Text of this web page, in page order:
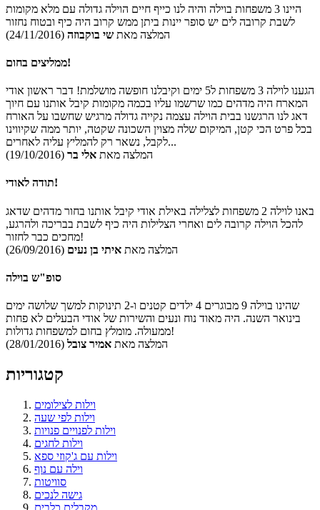
היינו 3 משפחות בוילה והיה לנו כייף חיים הוילה גדולה עם מלא מקומות
לשבת קרובה לים יש סופר יינות ביתן ממש קרוב היה כיף ובטוח נחזור
המלצה מאת שי בוקבוזה (24/11/2016)
ממליצים בחום!
הגענו לוילה 3 משפחות ל5 ימים וקיבלנו חופשה מושלמת! דבר ראשון אודי
המארח היה מדהים כמו שרשמו עליו בכמה מקומות קיבל אותנו עם חיוך
דאג לנו הרגשנו בבית הוילה עצמה נקייה גדולה מרגיש שחשבו על האורח
בכל פרט הכי קטן, המיקום שלה מצוין השכונה שקטה, יותר ממה שקיווינו
לקבל, נשאר רק להמליץ עליה לאחרים...
המלצה מאת אלי בר (19/10/2016)
תודה לאודי!
באנו לוילה 2 משפחות לצלילה באילת אודי קיבל אותנו בחור מדהים שדאג
להכל הוילה קרובה לים ואחרי הצלילות היה כיף לשבת בבריכה ולהרגע,
מחכים כבר לחזור!
המלצה מאת איתי בן נעים (26/09/2016)
סופ"ש בוילה
שהינו בוילה 9 מבוגרים 4 ילדים קטנים ו-2 תינוקות למשך שלושה ימים
בינואר השנה. היה מאוד נוח ונעים והשירות של אודי הבעלים לא פחות
ממעולה. מומלץ בחום למשפחות גדולות!
המלצה מאת אמיר צובל (28/01/2016)
קטגוריות
וילות לצילומים
וילות לפי שעה
וילות לפנויים פנויות
וילות לחגים
וילות עם ג'קוזי ספא
וילה עם נוף
סוויטות
גישה לנכים
מקבלים כלבים